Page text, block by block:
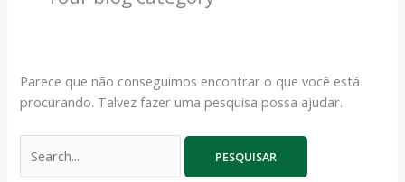
Parece que não conseguimos encontrar o que você está
procurando. Talvez fazer uma pesquisa possa ajudar.